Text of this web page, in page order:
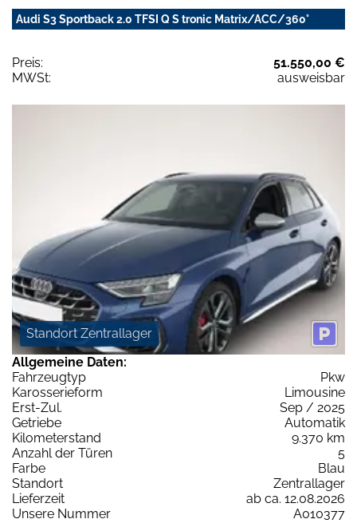
Audi S3 Sportback 2.0 TFSI Q S tronic Matrix/ACC/360°
Preis:
51.550,00 €
MWSt:
ausweisbar
Standort Zentrallager
Allgemeine Daten:
Fahrzeugtyp
Pkw
Karosserieform
Limousine
Erst-Zul.
Sep / 2025
Getriebe
Automatik
Kilometerstand
9.370 km
Anzahl der Türen
5
Farbe
Blau
Standort
Zentrallager
Lieferzeit
ab ca. 12.08.2026
Unsere Nummer
A010377